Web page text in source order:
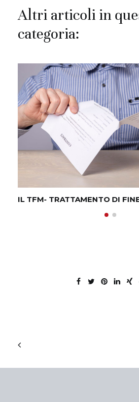
Altri articoli in
categoria:
IL TFM- TRATTAMENTO DI